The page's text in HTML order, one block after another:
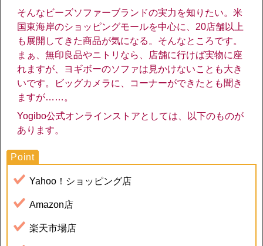
そんなビーズソファーブランドの実力を知りたい。米
国東海岸のショッピングモールを中心に、20店舗以上
も展開してきた商品が気になる。そんなところです。
まぁ、無印良品やニトリなら、店舗に行けば実物に座
れますが、ヨギボーのソファは見かけないことも大き
いです。ビッグカメラに、コーナーができたとも聞き
ますが……。
Yogibo公式オンラインストアとしては、以下のものが
あります。
Yahoo！ショッピング店
Amazon店
楽天市場店